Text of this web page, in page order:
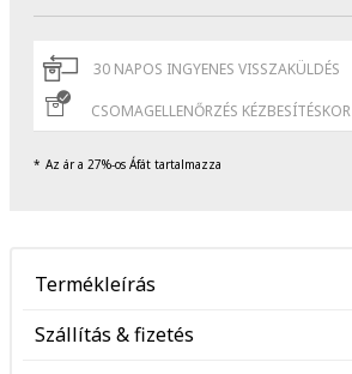
30 NAPOS INGYENES VISSZAKÜLDÉS
CSOMAGELLENŐRZÉS KÉZBESÍTÉSKOR
Az ár a 27%-os Áfát tartalmazza
Termékleírás
Szállítás & fizetés